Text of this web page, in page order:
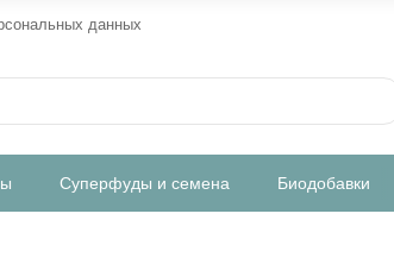
данных
Суперфуды и семена Биодобавки